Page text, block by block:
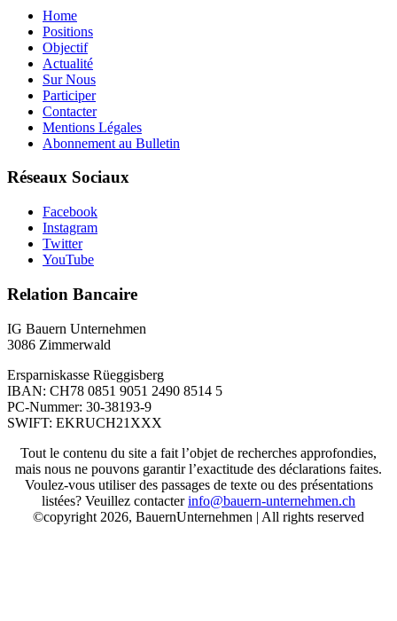
Home
Positions
Objectif
Actualité
Sur Nous
Participer
Contacter
Mentions Légales
Abonnement au Bulletin
Réseaux Sociaux
Facebook
Instagram
Twitter
YouTube
Relation Bancaire
IG Bauern Unternehmen
3086 Zimmerwald
Ersparniskasse Rüeggisberg
IBAN: CH78 0851 9051 2490 8514 5
PC-Nummer: 30-38193-9
SWIFT: EKRUCH21XXX
Tout le contenu du site a fait l’objet de recherches approfondies,
mais nous ne pouvons garantir l’exactitude des déclarations faites.
Voulez-vous utiliser des passages de texte ou des présentations
listées? Veuillez contacterinfo@bauern-unternehmen.ch
©copyright 2026, BauernUnternehmen | All rights reserved